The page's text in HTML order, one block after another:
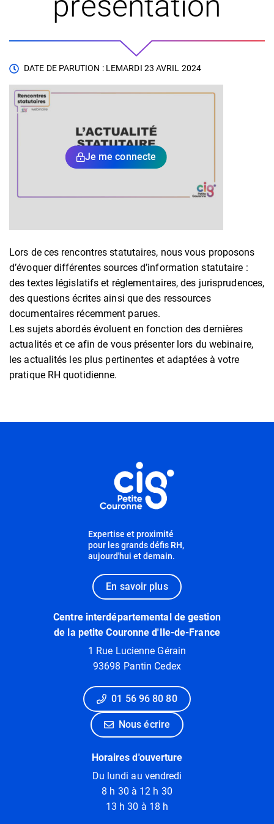
DATE DE PARUTION : LEMARDI 23 AVRIL 2024
Je me connecte
Lors de ces rencontres statutaires, nous vous proposons
d’évoquer différentes sources d’information statutaire :
des textes législatifs et réglementaires, des jurisprudences,
des questions écrites ainsi que des ressources
documentaires récemment parues.
Les sujets abordés évoluent en fonction des dernières
actualités et ce afin de vous présenter lors du webinaire,
les actualités les plus pertinentes et adaptées à votre
pratique RH quotidienne.
Expertise et proximité
pour les grands défis RH,
aujourd'hui et demain.
En savoir plus
Centre interdépartemental de gestion
de la petite Couronne d'Ile-de-France
1 Rue Lucienne Gérain
93698 Pantin Cedex
01 56 96 80 80
Nous écrire
Horaires d'ouverture
Du lundi au vendredi
8 h 30 à 12 h 30
13 h 30 à 18 h